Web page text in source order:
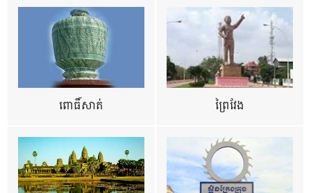
ពោធិ៍សាត់ ព្រៃវែង